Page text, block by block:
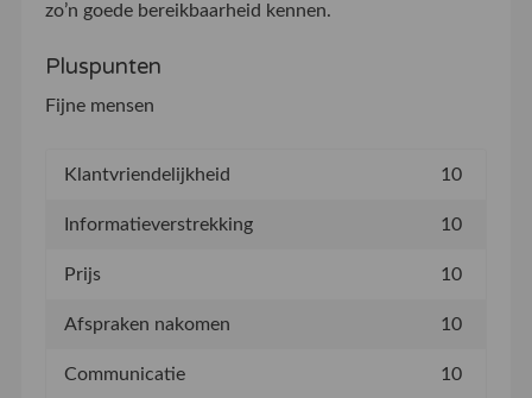
zo’n goede bereikbaarheid kennen.
Pluspunten
Fijne mensen
Klantvriendelijkheid 10
Informatieverstrekking 10
Prijs 10
Afspraken nakomen 10
Communicatie 10